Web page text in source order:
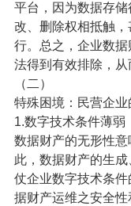
平台，因为数据存
改、删除权相抵触
行。总之，企业数
法得到有效排除，从
（二）
特殊困境：民营企
1.数字技术条件薄弱
数据财产的无形性
此，数据财产的生
仗企业数字技术条
据财产运维之安全性